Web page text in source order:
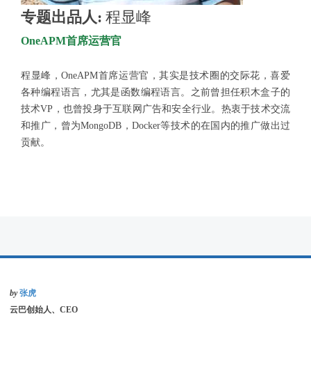
专题出品人: 程显峰
OneAPM首席运营官
程显峰，OneAPM首席运营官，其实是技术圈的交际花，喜爱
各种编程语言，尤其是函数编程语言。之前曾担任积木盒子的
技术VP，也曾投身于互联网广告和安全行业。热衷于技术交流
和推广，曾为MongoDB，Docker等技术的在国内的推广做出过
贡献。
by 张虎
云巴创始人、CEO